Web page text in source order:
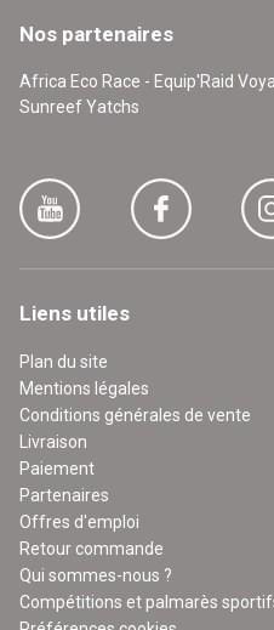
Nos partenaires
Africa Eco Race - Equip'Raid
Sunreef Yatchs
Liens utiles
Plan du site
Mentions légales
Conditions générales de vente
Livraison
Paiement
Partenaires
Offres d'emploi
Retour commande
Qui sommes-nous ?
Compétitions et palmarès